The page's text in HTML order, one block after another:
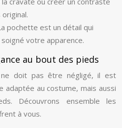
pochette est un détail qui
votre apparence.
au bout des pieds
ne doit pas être négligé, il est
adaptée au costume, mais aussi
Découvrons ensemble les
à vous.